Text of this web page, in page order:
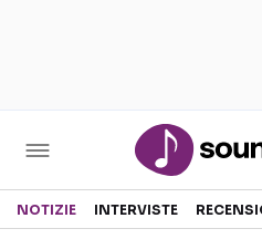
Sezioni
NOTIZIE INTERVISTE